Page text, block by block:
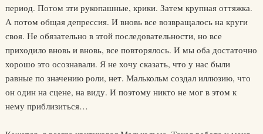
период. Потом эти рукопашные, крики. Затем крупная оттяжка.
А потом общая депрессия. И вновь все возвращалось на круги
своя. Не обязательно в этой последовательности, но все
приходило вновь и вновь, все повторялось. И мы оба достаточно
хорошо это осознавали. Я не хочу сказать, что у нас были
равные по значению роли, нет. Малькольм создал иллюзию, что
он один на сцене, на виду. И поэтому никто не мог в этом к
нему приблизиться…